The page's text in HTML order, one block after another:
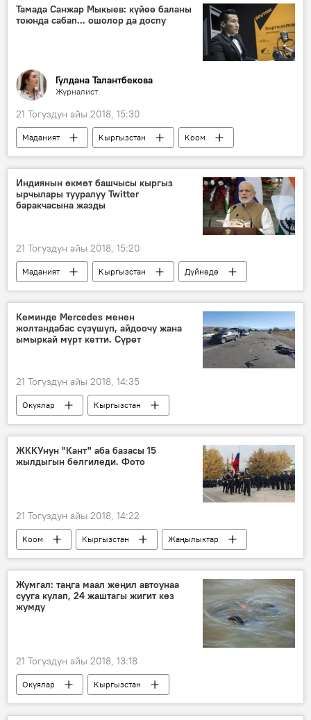
Тамада Санжар Мыкыев: күйөө баланы
тоюнда сабап... ошолор да доспу
Гүлдана Талантбекова
Журналист
21 Тогуздун айы 2018, 15:30
Маданият Кыргызстан
Коом
Жаңылыктар
Санжар Мыкыев
маек
той
алып баруучу
тамада
Индиянын өкмөт башчысы кыргыз
ырчылары тууралуу Twitter
баракчасына жазды
21 Тогуздун айы 2018, 15:20
Маданият Кыргызстан
Дүйнөдө
Жаңылыктар
Индия
Нарендра Моди
Видео
Кеминде Mercedes менен
жолтандабас сүзүшүп, айдоочу жана
ымыркай мүрт кетти. Сүрөт
21 Тогуздун айы 2018, 14:35
Окуялар
Кыргызстан
Жаңылыктар
2018-жылы Кыргызстанда катталган жол кырсыктары
Кемин району
өлүм
айдоочу
ЖККУнун "Кант" аба базасы 15
жылдыгын белгиледи. Фото
21 Тогуздун айы 2018, 14:22
Коом Кыргызстан
Жаңылыктар
ЖККУ
"Кант" авиабазасы
Жумгал: таңга маал жеңил автоунаа
сууга кулап, 24 жаштагы жигит көз
жумду
21 Тогуздун айы 2018, 13:18
Окуялар
Кыргызстан
Жаңылыктар